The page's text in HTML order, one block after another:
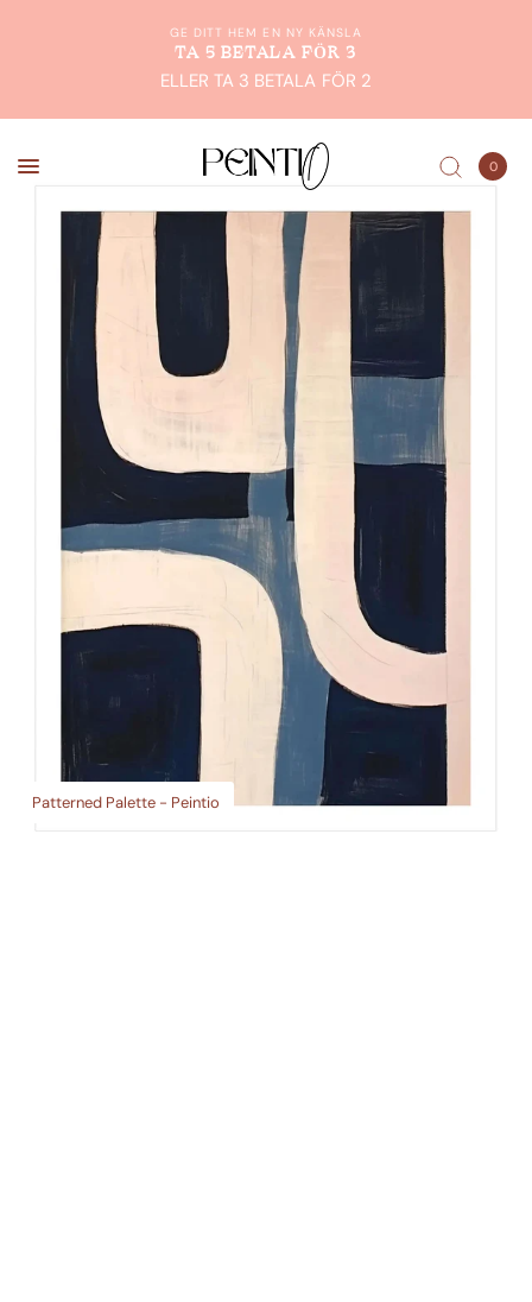
GE DITT HEM EN NY KÄNSLA
TA 5 BETALA FÖR 3
ELLER TA 3 BETALA FÖR 2
0
Patterned Palette - Peintio